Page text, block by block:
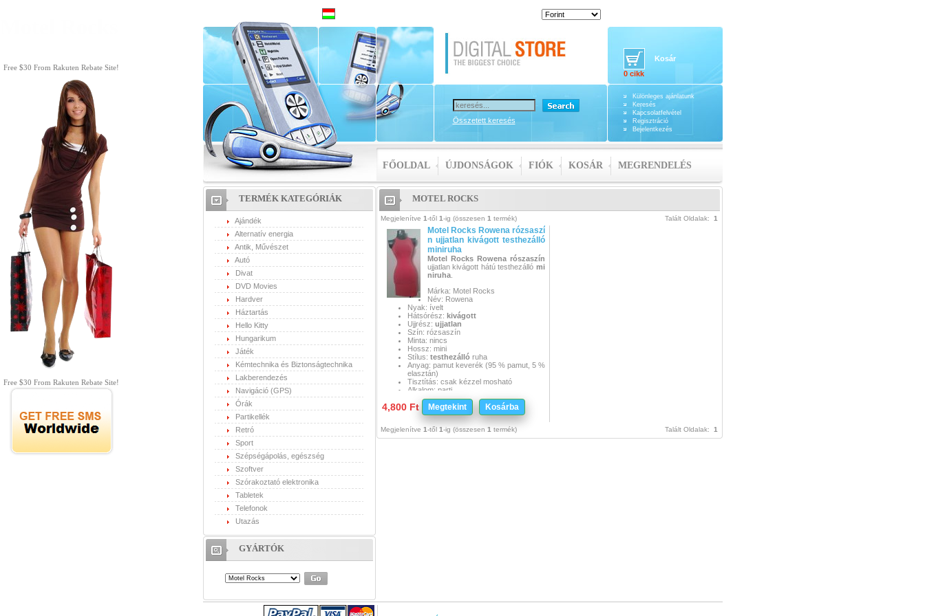
Összetett keresés
Kosár
0 cikk
Különleges ajánlatunk
Keresés
Kapcsolatfelvétel
Regisztráció
Bejelentkezés
FŐOLDAL ÚJDONSÁGOK FIÓK KOSÁR MEGRENDELÉS
TERMÉK KATEGÓRIÁK
Ajándék
Alternatív energia
Antik, Művészet
Autó
Divat
DVD Movies
Hardver
Háztartás
Hello Kitty
Hungarikum
Játék
Kémtechnika és Biztonságtechnika
Lakberendezés
Navigáció (GPS)
Órák
Partikellék
Retró
Sport
Szépségápolás, egészség
Szoftver
Szórakoztató elektronika
Tabletek
Telefonok
Utazás
GYÁRTÓK
MOTEL ROCKS
Megjelenítve 1-től 1-ig (összesen 1 termék) Talált Oldalak: 1
Motel Rocks Rowena rózsaszí
n ujjatlan kivágott testhezálló
miniruha
Motel Rocks Rowena rószaszín
ujjatlan kivágott hátú testhezálló mi
niruha.
Márka: Motel Rocks
Név: Rowena
Nyak: ívelt
Hátsórész: kivágott
Ujjrész: ujjatlan
Szín: rózsaszín
Minta: nincs
Hossz: mini
Stílus: testhezállóruha
Anyag: pamut keverék (95 % pamut, 5 %
elasztán)
Tisztítás: csak kézzel mosható
Alkalom: parti
Évszak: minden évszakban hordható
Méret: S, UK 8, EU 36
4,800 Ft Megtekint Kosárba
Megjelenítve 1-től 1-ig (összesen 1 termék) Talált Oldalak: 1
Free $30 From Rakuten Rebate Site!
Free $30 From Rakuten Rebate Site!